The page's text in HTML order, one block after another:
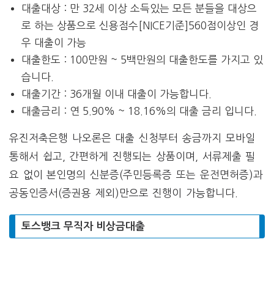
대출대상 : 만 32세 이상 소득있는 모든 분들을 대상으
로 하는 상품으로신용점수[NICE기준]560점이상인 경
우 대출이 가능
대출한도 : 100만원 ~ 5백만원의 대출한도를 가지고 있
습니다.
대출기간 : 36개월 이내 대출이 가능합니다.
대출금리 : 연 5.90% ~ 18.16%의 대출 금리 입니다.
유진저축은행 나오론은 대출 신청부터 송금까지 모바일
통해서 쉽고, 간편하게 진행되는 상품이며, 서류제출 필
요 없이 본인명의 신분증(주민등록증 또는 운전면허증)과
공동인증서(증권용 제외)만으로 진행이 가능합니다.
토스뱅크 무직자 비상금대출